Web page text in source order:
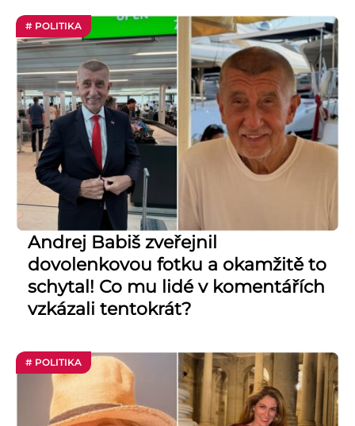
# POLITIKA
Andrej Babiš zveřejnil
dovolenkovou fotku a okamžitě to
schytal! Co mu lidé v komentářích
vzkázali tentokrát?
# POLITIKA